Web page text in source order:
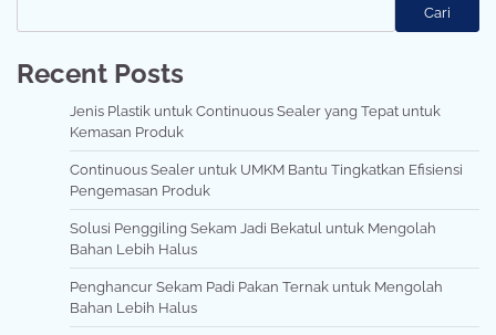
Cari
Recent Posts
Jenis Plastik untuk Continuous Sealer yang Tepat untuk
Kemasan Produk
Continuous Sealer untuk UMKM Bantu Tingkatkan Efisiensi
Pengemasan Produk
Solusi Penggiling Sekam Jadi Bekatul untuk Mengolah
Bahan Lebih Halus
Penghancur Sekam Padi Pakan Ternak untuk Mengolah
Bahan Lebih Halus